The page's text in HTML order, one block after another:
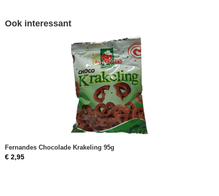
Ook interessant
Fernandes Chocolade Krakeling 95g
€ 2,95